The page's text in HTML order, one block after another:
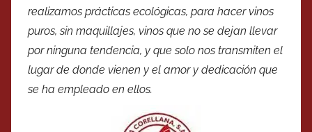
realizamos prácticas ecológicas, para hacer vinos
puros, sin maquillajes, vinos que no se dejan llevar
por ninguna tendencia, y que solo nos transmiten el
lugar de donde vienen y el amor y dedicación que
se ha empleado en ellos.